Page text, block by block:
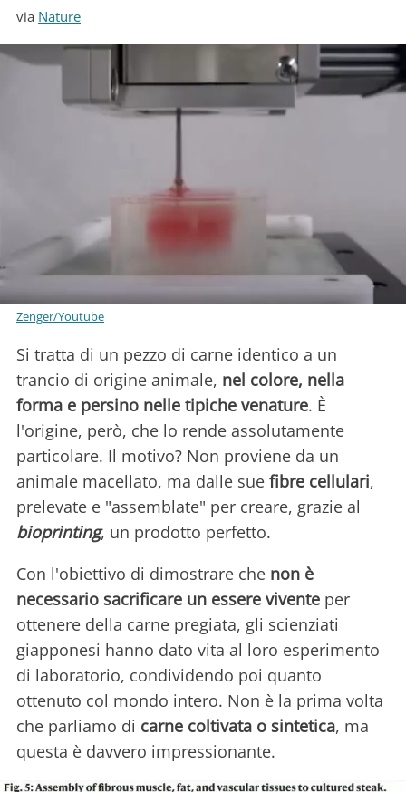
via Nature
Zenger/Youtube
Si tratta di un pezzo di carne identico a un
trancio di origine animale, nel colore, nella
forma e persino nelle tipiche venature. È
l'origine, però, che lo rende assolutamente
particolare. Il motivo? Non proviene da un
animale macellato, ma dalle sue fibre cellulari,
prelevate e "assemblate" per creare, grazie al
bioprinting, un prodotto perfetto.
Con l'obiettivo di dimostrare che non è
necessario sacrificare un essere vivente per
ottenere della carne pregiata, gli scienziati
giapponesi hanno dato vita al loro esperimento
di laboratorio, condividendo poi quanto
ottenuto col mondo intero. Non è la prima volta
che parliamo di carne coltivata o sintetica, ma
questa è davvero impressionante.